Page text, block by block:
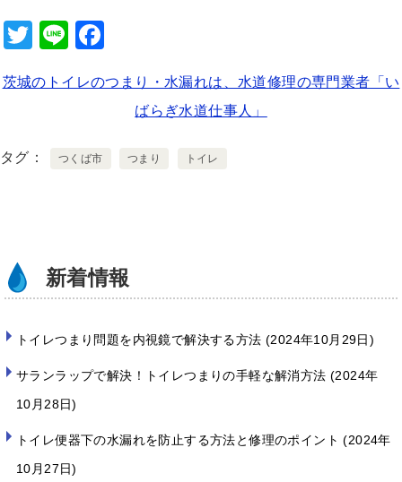
T
tt
Li
e c
茨城のトイレのつまり・水漏れは、水道修理の専門業者「い
ばらぎ水道仕事人」
タグ つくば市 つまり トイレ
新着情報
トイレつまり問題を内視鏡で解決する方法 2024年10月29日
サランラップで解決！トイレつまりの手軽な解消方法
2024年
10月28日
トイレ便器下の水漏れを防止する方法と修理のポイント 2024年
10月27日